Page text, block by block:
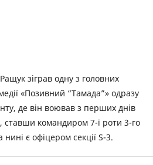
зіграв одну з головних
«Позивний “Тамада”» одразу
де він воював з перших днів
ставши командиром 7-ї роти 3-го
є офіцером секції S-3.